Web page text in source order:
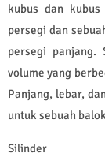
kubus dan
persegi dan
persegi panjang.
volume yang
Panjang, lebar,
untuk sebuah
Silinder